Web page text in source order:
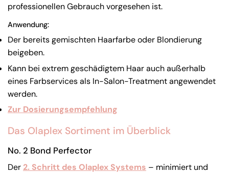
professionellen Gebrauch vorgesehen ist.
Anwendung:
Der bereits gemischten Haarfarbe oder Blondierung
beigeben.
Kann bei extrem geschädigtem Haar auch außerhalb
eines Farbservices als In-Salon-Treatment angewendet
werden.
Zur Dosierungsempfehlung
Das Olaplex Sortiment im Überblick
No. 2 Bond Perfector
Der 2. Schritt des Olaplex Systems – minimiert und